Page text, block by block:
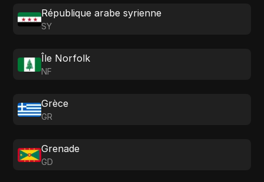
République arabe syrienne
SY
Île Norfolk
NF
Grèce
GR
Grenade
GD